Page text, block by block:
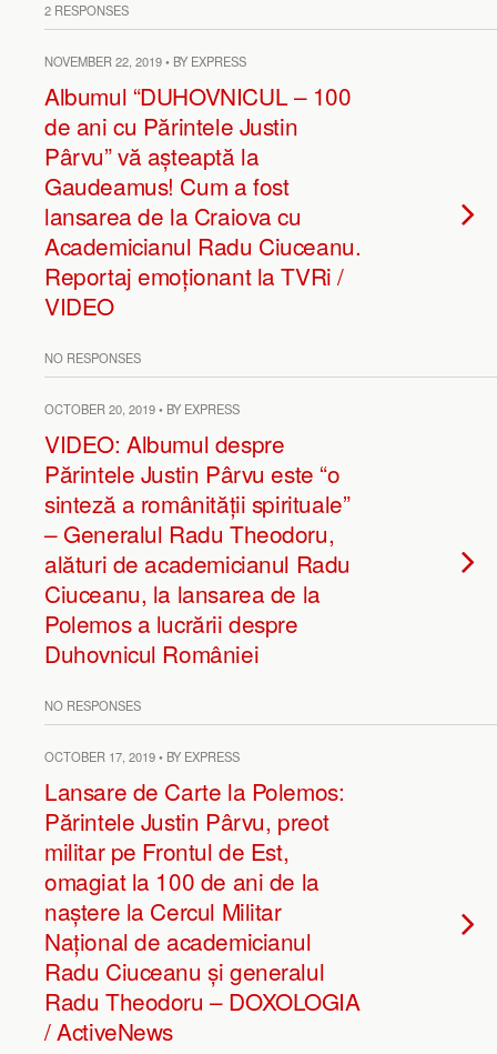
2 RESPONSES
NOVEMBER 22, 2019 • BY EXPRESS
Albumul “DUHOVNICUL – 100
de ani cu Părintele Justin
Pârvu” vă așteaptă la
Gaudeamus! Cum a fost
lansarea de la Craiova cu
Academicianul Radu Ciuceanu.
Reportaj emoționant la TVRi /
VIDEO
NO RESPONSES
OCTOBER 20, 2019 • BY EXPRESS
VIDEO: Albumul despre
Părintele Justin Pârvu este “o
sinteză a românității spirituale”
– Generalul Radu Theodoru,
alături de academicianul Radu
Ciuceanu, la lansarea de la
Polemos a lucrării despre
Duhovnicul României
NO RESPONSES
OCTOBER 17, 2019 • BY EXPRESS
Lansare de Carte la Polemos:
Părintele Justin Pârvu, preot
militar pe Frontul de Est,
omagiat la 100 de ani de la
naștere la Cercul Militar
Național de academicianul
Radu Ciuceanu și generalul
Radu Theodoru – DOXOLOGIA
/ ActiveNews